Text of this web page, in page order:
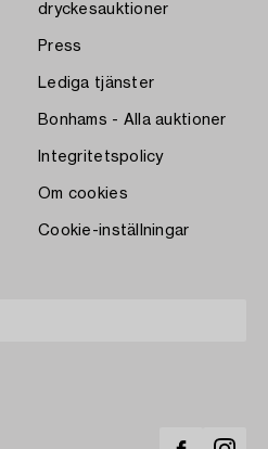
dryckesauktioner
Press
Lediga tjänster
Bonhams - Alla auktioner
Integritetspolicy
Om cookies
Cookie-inställningar